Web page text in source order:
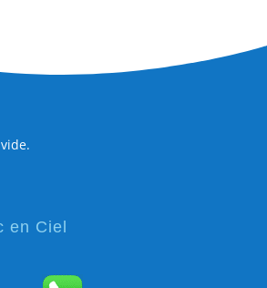
en Ciel